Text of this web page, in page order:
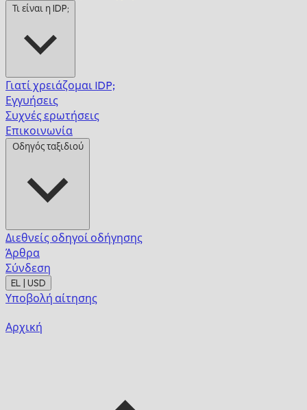
Τι είναι η IDP;
Γιατί χρειάζομαι IDP;
Εγγυήσεις
Συχνές ερωτήσεις
Επικοινωνία
Οδηγός ταξιδιού
Διεθνείς οδηγοί οδήγησης
Άρθρα
Σύνδεση
EL | USD
Υποβολή αίτησης
Αρχική